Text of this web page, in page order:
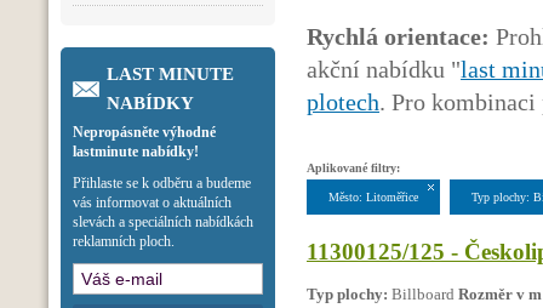
Rychlá orientace:
akční nabídku "last
plotech. Pro
Aplikované filtry:
Město: Litoměřice Typ plochy:
11300125/125 -
Typ plochy: Billboard Rozměr v
LAST MINUTE
NABÍDKY
Nepropásněte výhodné
lastminute nabídky!
Přihlaste se k odběru a budeme
vás informovat o aktuálních
slevách a speciálních nabídkách
reklamních ploch.